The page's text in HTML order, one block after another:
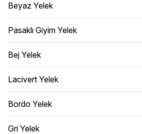
Beyaz Yelek
Pasaklı Giyim Yelek
Bej Yelek
Lacivert Yelek
Bordo Yelek
Gri Yelek